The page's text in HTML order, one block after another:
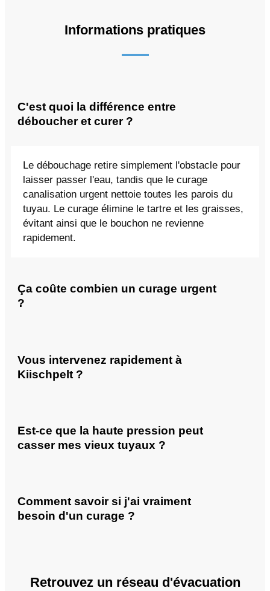
Informations pratiques
C'est quoi la différence entre
déboucher et curer ?
Le débouchage retire simplement l'obstacle pour
laisser passer l'eau, tandis que le curage
canalisation urgent nettoie toutes les parois du
tuyau. Le curage élimine le tartre et les graisses,
évitant ainsi que le bouchon ne revienne
rapidement.
Ça coûte combien un curage urgent
?
Vous intervenez rapidement à
Kiischpelt ?
Est-ce que la haute pression peut
casser mes vieux tuyaux ?
Comment savoir si j'ai vraiment
besoin d'un curage ?
Retrouvez un réseau d'évacuation